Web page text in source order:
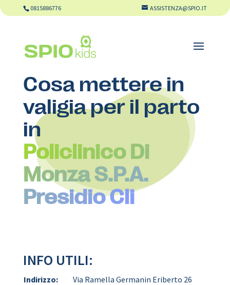
0815886776 ASSISTENZA@SPIO.IT
Cosa mettere in
valigia per il parto
in
Policlinico Di
Monza S.P.A.
Presidio Cli
INFO UTILI:
Indirizzo:
Via Ramella Germanin Eriberto 26